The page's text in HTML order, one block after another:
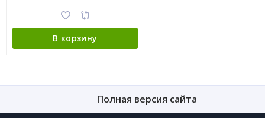
В корзину
Полная версия сайта